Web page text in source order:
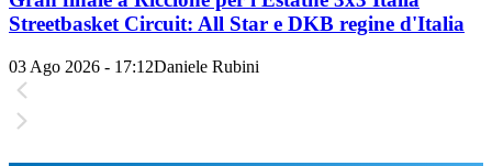
Streetbasket Circuit: All Star e DKB regine d'Italia
03 Ago 2026 - 17:12Daniele Rubini